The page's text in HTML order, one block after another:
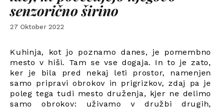
senzorično širino
27 Oktober 2022
Kuhinja, kot jo poznamo danes, je pomembno
mesto v hiši. Tam se vse dogaja. In to je zato,
ker je bila pred nekaj leti prostor, namenjen
samo pripravi obrokov in prigrizkov, zdaj pa je
poleg tega tudi mesto druženja, kjer ne delimo
samo obrokov: uživamo v družbi drugih,